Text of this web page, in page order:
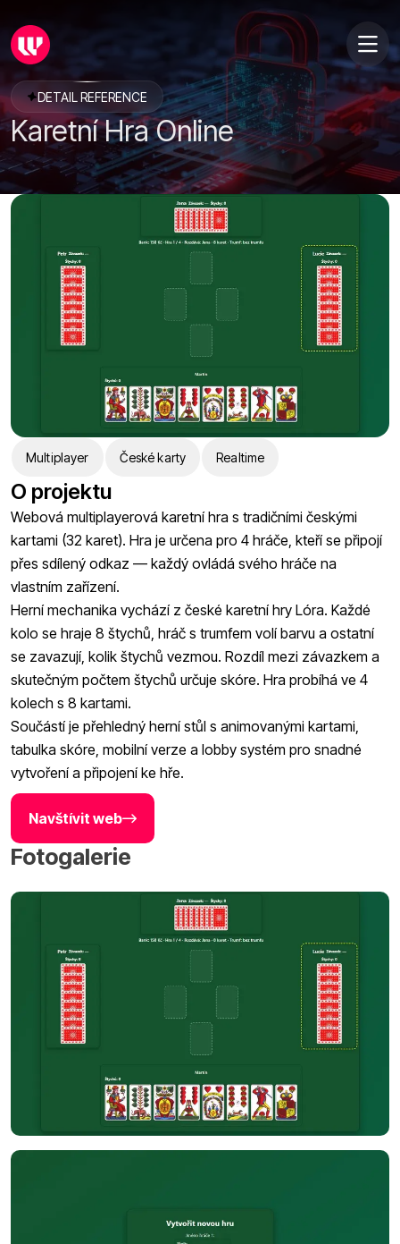
DETAIL REFERENCE
Karetní Hra Online
Multiplayer České karty Realtime
O projektu
Webová multiplayerová karetní hra s tradičními českými
kartami (32 karet). Hra je určena pro 4 hráče, kteří se připojí
přes sdílený odkaz — každý ovládá svého hráče na
vlastním zařízení.
Herní mechanika vychází z české karetní hry Lóra. Každé
kolo se hraje 8 štychů, hráč s trumfem volí barvu a ostatní
se zavazují, kolik štychů vezmou. Rozdíl mezi závazkem a
skutečným počtem štychů určuje skóre. Hra probíhá ve 4
kolech s 8 kartami.
Součástí je přehledný herní stůl s animovanými kartami,
tabulka skóre, mobilní verze a lobby systém pro snadné
vytvoření a připojení ke hře.
Navštívit web
Fotogalerie